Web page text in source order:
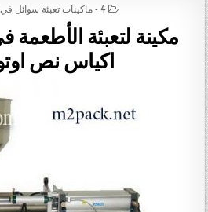
POSTED IN
4 - ماكينات تعبئة سوائل في عبوات و اكياس
مكينة لتعبئة الأطعمة
اكياس نص